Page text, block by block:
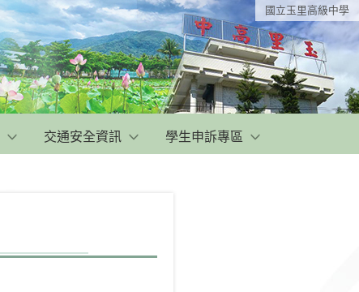
國立玉里高級中學
交通安全資訊 學生申訴專區